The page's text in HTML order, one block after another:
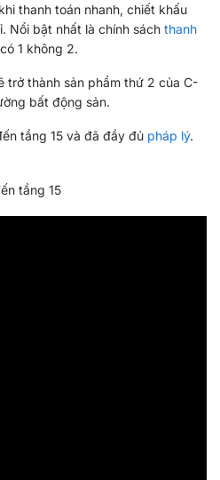
thanh toán nhanh, chiết khấu
Nổi bật nhất là chính sách thanh
có 1 không 2.
trở thành sản phẩm thứ 2 của C-
bất động sản.
tầng 15 và đã đầy đủ pháp lý.
tầng 15